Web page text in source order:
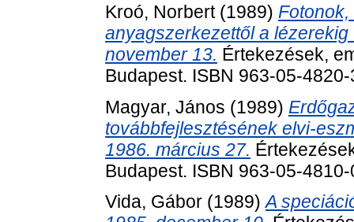
Kroó, Norbert(1989)
anyagszerkezettől a
november 13. Értekezések,
Budapest. ISBN 963-05-4820-
Magyar, János (1989)
továbbfejlesztésének elvi-
1986. március 27.
Budapest. ISBN 963-05-4810-
Vida, Gábor (1989)A